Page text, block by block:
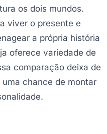
os dois mundos.
viver o presente e
a própria história
oferece variedade de
comparação deixa de
chance de montar